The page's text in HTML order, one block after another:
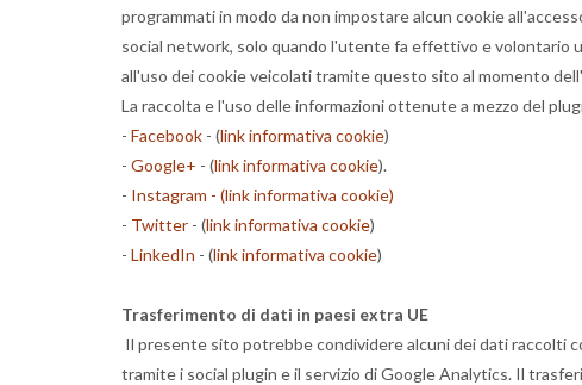
programmati in modo da non impostare alcun cookie
social network, solo quando l'utente fa effettivo e volontario
all'uso dei cookie veicolati tramite questo sito al momento
La raccolta e l'uso delle informazioni ottenute a mezzo del
- Facebook - (link informativa cookie)
- Google+ - (link informativa cookie).
- Instagram - (link informativa cookie)
- Twitter - (link informativa cookie)
- LinkedIn - (link informativa cookie)
Trasferimento di dati in paesi extra UE
Il presente sito potrebbe condividere alcuni dei dati raccolti
tramite i social plugin e il servizio di Google Analytics. Il